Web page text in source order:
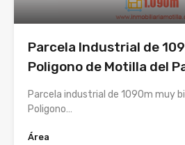
Parcela Industrial de
Poligono de Motilla del
Parcela industrial de 1090m muy
Poligono…
Área